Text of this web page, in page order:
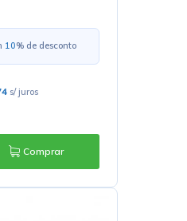
10% de desconto
s/ juros
Comprar